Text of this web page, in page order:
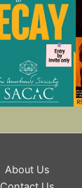
About Us